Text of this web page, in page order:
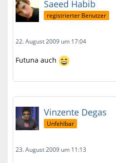
Saeed Habib
registrierter Benutzer
22. August 2009 um 17:04
Futuna auch
Vinzente Degas
Unfehlbar
23. August 2009 um 11:13